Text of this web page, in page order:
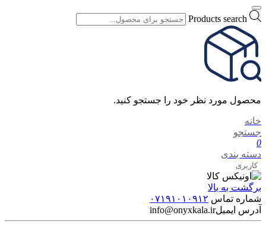
Products search
محصول مورد نظر خود را جستجو کنید.
خانه
جستجو
0
دسته بندی
کاربری
برگشت به بالا
شماره تماس ۰۷۱۹۱۰۱۰۹۱۲
آدرس ایمیلinfo@onyxkala.ir